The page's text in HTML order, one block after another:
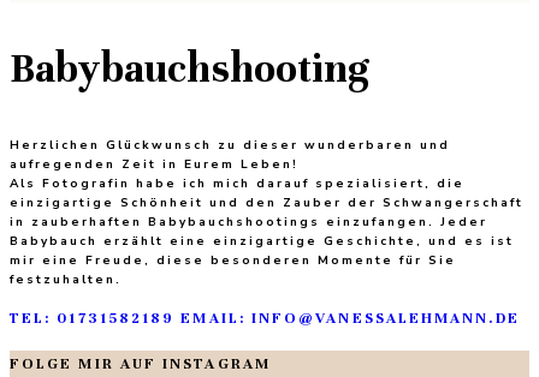
Babybauchshooting
Herzlichen Glückwunsch zu dieser wunderbaren und
aufregenden Zeit in Eurem Leben!
Als Fotografin habe ich mich darauf spezialisiert, die
einzigartige Schönheit und den Zauber der Schwangerschaft
in zauberhaften Babybauchshootings einzufangen. Jeder
Babybauch erzählt eine einzigartige Geschichte, und es ist
mir eine Freude, diese besonderen Momente für Sie
festzuhalten.
TEL: 01731582189EMAIL: INFO@VANESSALEHMANN.DE
FOLGE MIR AUF INSTAGRAM